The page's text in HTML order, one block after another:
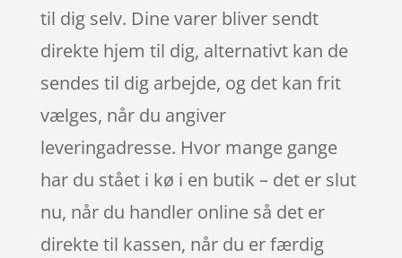
til dig selv. Dine varer bliver sendt
direkte hjem til dig, alternativt kan de
sendes til dig arbejde, og det kan frit
vælges, når du angiver
leveringadresse. Hvor mange gange
har du stået i kø i en butik – det er slut
nu, når du handler online så det er
direkte til kassen, når du er færdig